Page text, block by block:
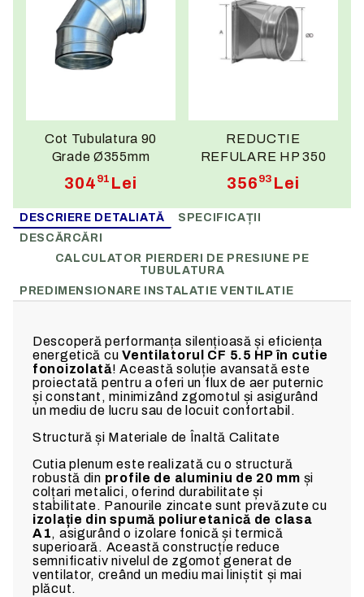
Cot Tubulatura 90
Grade Ø355mm
304 91 Lei
REDUCTIE
REFULARE HP 350
356 93 Lei
DESCRIERE DETALIATĂ
SPECIFICAȚII
DESCĂRCĂRI
CALCULATOR PIERDERI DE PRESIUNE PE
TUBULATURA
PREDIMENSIONARE INSTALATIE VENTILATIE
Descoperă performanța silențioasă și eficiența
energetică cuVentilatorul CF 5.5 HP în cutie
fonoizolată! Această soluție avansată este
proiectată pentru a oferi un flux de aer puternic
și constant, minimizând zgomotul și asigurând
un mediu de lucru sau de locuit confortabil.
Structură și Materiale de Înaltă Calitate
Cutia plenum este realizată cu o structură
robustă din profile de aluminiu de 20 mm și
colțari metalici, oferind durabilitate și
stabilitate. Panourile zincate sunt prevăzute cu
izolație din spumă poliuretanică de clasa
A1, asigurând o izolare fonică și termică
superioară. Această construcție reduce
semnificativ nivelul de zgomot generat de
ventilator, creând un mediu mai liniștit și mai
plăcut.